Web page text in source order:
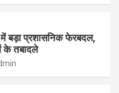
में बड़ा प्रशासनिक फेरबदल,
के तबादले